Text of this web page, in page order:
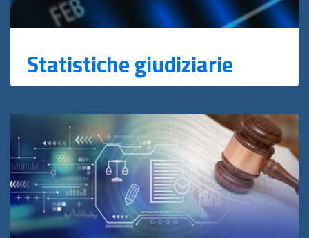
Statistiche giudiziarie